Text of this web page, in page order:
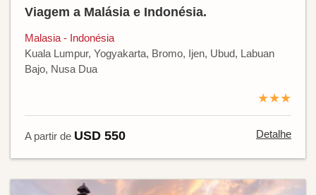
Viagem a Malásia e Indonésia.
Malasia - Indonésia
Kuala Lumpur, Yogyakarta, Bromo, Ijen, Ubud, Labuan
Bajo, Nusa Dua
★★★
A partir de USD 550 Detalhe